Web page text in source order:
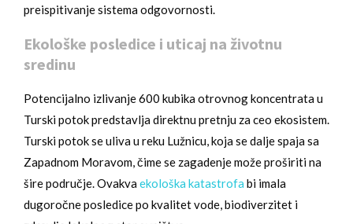
preispitivanje sistema odgovornosti.
Ekološke posledice i uticaj na životnu
sredinu
Potencijalno izlivanje 600 kubika otrovnog koncentrata u
Turski potok predstavlja direktnu pretnju za ceo ekosistem.
Turski potok se uliva u reku Lužnicu, koja se dalje spaja sa
Zapadnom Moravom, čime se zagadenje može proširiti na
šire područje. Ovakvaekološka katastrofa bi imala
dugoročne posledice po kvalitet vode, biodiverzitet i